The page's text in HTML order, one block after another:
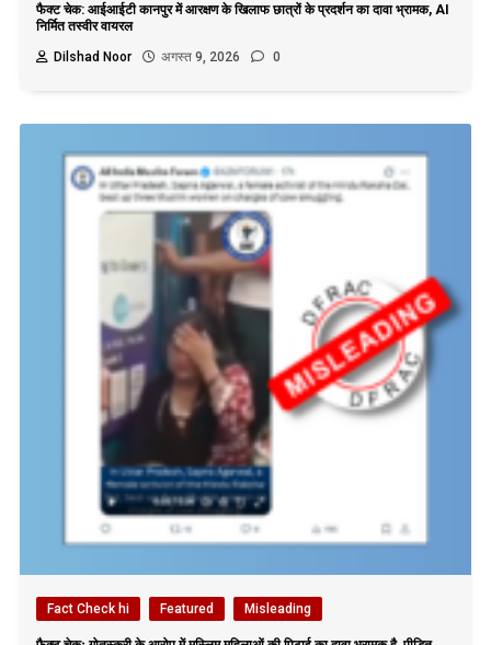
फैक्ट चेक: आईआईटी कानपुर में आरक्षण के खिलाफ छात्रों के प्रदर्शन का दावा भ्रामक, AI
निर्मित तस्वीर वायरल
Dilshad Noor
अगस्त 9, 2026 0
Fact Check hi Featured Misleading